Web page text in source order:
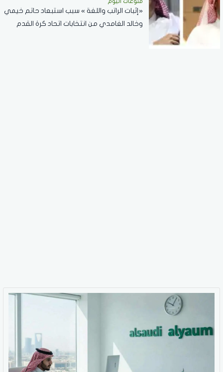
«إثبات الراتب واللغة » سبب استبعاد حاتم خيمي
وخالد الغامدي من انتخابات اتحاد كرة القدم